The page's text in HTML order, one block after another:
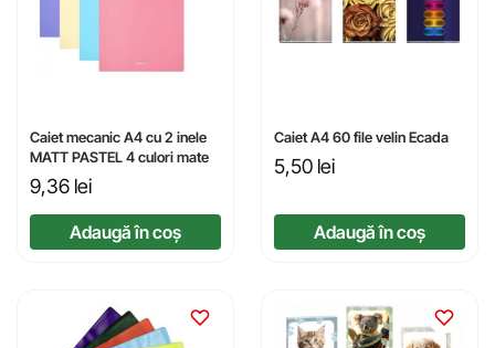
Caiet mecanic A4 cu 2 inele
MATT PASTEL 4 culori mate
9,36 lei
Adaugă în coș
Caiet A4 60 file velin Ecada
5,50 lei
Adaugă în coș